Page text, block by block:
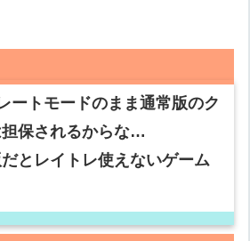
ートモードのまま通常版のク
保されるからな…
とレイトレ使えないゲーム